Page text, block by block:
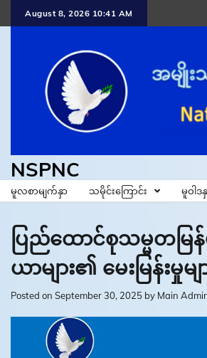
August 8, 2026 10:41 AM
NSPNC
မူလစာမျက်နှာ သမိုင်းကြောင်း မူဝါ
ပြည်ထောင်စုသမ္မတမ
ယာများ၏ မေးမြန်းမှု
Posted on September 30, 2025 by Main